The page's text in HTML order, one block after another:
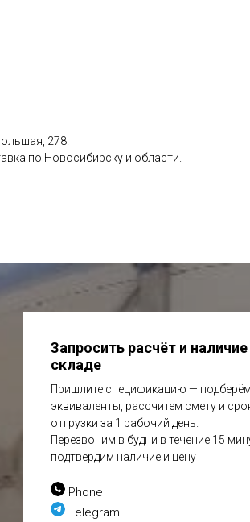
278.
по Новосибирску и области.
Запросить расчёт и наличие
складе
Пришлите спецификацию — подберём
эквиваленты, рассчитем смету и
отгрузки за 1 рабочий день.
Перезвоним в будни в течение 15
подтвердим наличие и цену
Phone
Telegram